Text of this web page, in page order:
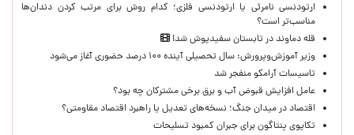
ارتودنسی نامرئی یا ارتودنسی فلزی؛ کدام روش برای مرتب کردن دندان‌ها
مناسب‌تر است؟
قله دماوند در تابستان سفیدپوش شد!
وزیر آموزش‌وپرورش: سال تحصیلی آینده ۱۰۰ درصد حضوری آغاز می‌شود
تاسیسات آرامکو منفجر شد
عامل افزایش قبوض آب و برق برخی مشترکان چه بود؟
اقتصاد در میدان جنگ؛ نسخه‌های تعدیل یا راهبرد اقتصاد مقاومتی؟
تکاپوی پنتاگون برای جبران کمبود تسلیحات